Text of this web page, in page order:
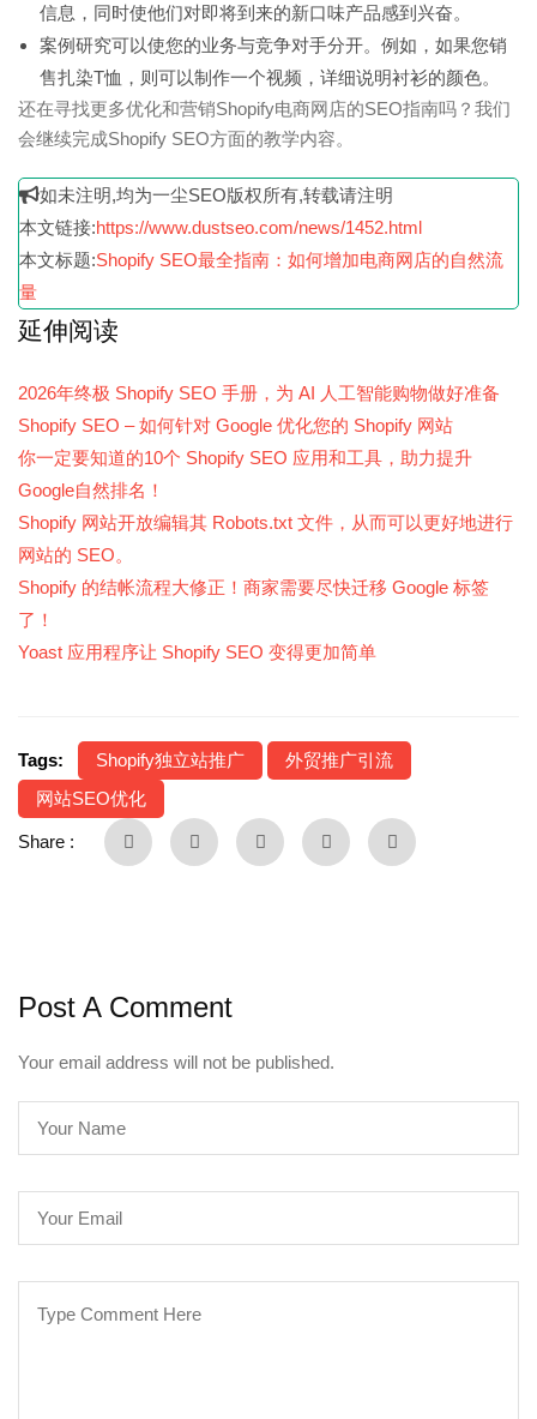
信息，同时使他们对即将到来的新口味产品感到兴奋。
案例研究可以使您的业务与竞争对手分开。例如，如果您销
售扎染T恤，则可以制作一个视频，详细说明衬衫的颜色。
还在寻找更多优化和营销Shopify电商网店的SEO指南吗？我们
会继续完成Shopify SEO方面的教学内容。
如未注明,均为一尘SEO版权所有,转载请注明
本文链接:https://www.dustseo.com/news/1452.html
本文标题:Shopify SEO最全指南：如何增加电商网店的自然流
量
延伸阅读
2026年终极 Shopify SEO 手册，为 AI 人工智能购物做好准备
Shopify SEO – 如何针对 Google 优化您的 Shopify 网站
你一定要知道的10个 Shopify SEO 应用和工具，助力提升
Google自然排名！
Shopify 网站开放编辑其 Robots.txt 文件，从而可以更好地进行
网站的 SEO。
Shopify 的结帐流程大修正！商家需要尽快迁移 Google 标签
了！
Yoast 应用程序让 Shopify SEO 变得更加简单
Tags: Shopify独立站推广
外贸推广引流
网站SEO优化
Share :
Post A Comment
Your email address will not be published.